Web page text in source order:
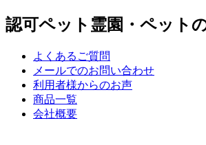
認可ペット霊園・ペット
よくあるご質問
メールでのお問い合わせ
利用者様からのお声
商品一覧
会社概要